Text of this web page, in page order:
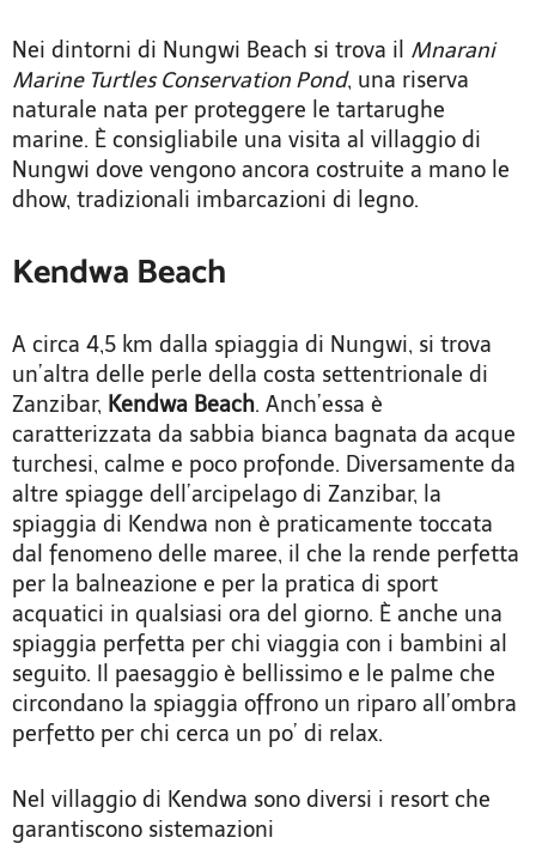
Nei dintorni di Nungwi Beach si trova il Mnarani
Marine Turtles Conservation Pond, una riserva
naturale nata per proteggere le tartarughe
marine. È consigliabile una visita al villaggio di
Nungwi dove vengono ancora costruite a mano le
dhow, tradizionali imbarcazioni di legno.
Kendwa Beach
A circa 4,5 km dalla spiaggia di Nungwi, si trova
un’altra delle perle della costa settentrionale di
Zanzibar, Kendwa Beach. Anch’essa è
caratterizzata da sabbia bianca bagnata da acque
turchesi, calme e poco profonde. Diversamente da
altre spiagge dell’arcipelago di Zanzibar, la
spiaggia di Kendwa non è praticamente toccata
dal fenomeno delle maree, il che la rende perfetta
per la balneazione e per la pratica di sport
acquatici in qualsiasi ora del giorno. È anche una
spiaggia perfetta per chi viaggia con i bambini al
seguito. Il paesaggio è bellissimo e le palme che
circondano la spiaggia offrono un riparo all’ombra
perfetto per chi cerca un po’ di relax.
Nel villaggio di Kendwa sono diversi i resort che
garantiscono sistemazioni